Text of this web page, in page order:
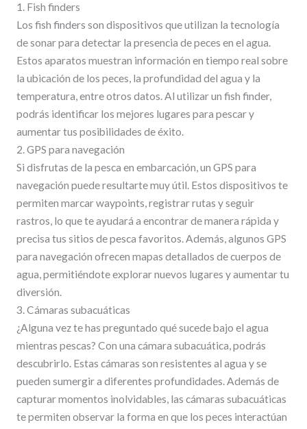
1. Fish finders
Los fish finders son dispositivos que utilizan la tecnología
de sonar para detectar la presencia de peces en el agua.
Estos aparatos muestran información en tiempo real sobre
la ubicación de los peces, la profundidad del agua y la
temperatura, entre otros datos. Al utilizar un fish finder,
podrás identificar los mejores lugares para pescar y
aumentar tus posibilidades de éxito.
2. GPS para navegación
Si disfrutas de la pesca en embarcación, un GPS para
navegación puede resultarte muy útil. Estos dispositivos te
permiten marcar waypoints, registrar rutas y seguir
rastros, lo que te ayudará a encontrar de manera rápida y
precisa tus sitios de pesca favoritos. Además, algunos GPS
para navegación ofrecen mapas detallados de cuerpos de
agua, permitiéndote explorar nuevos lugares y aumentar tu
diversión.
3. Cámaras subacuáticas
¿Alguna vez te has preguntado qué sucede bajo el agua
mientras pescas? Con una cámara subacuática, podrás
descubrirlo. Estas cámaras son resistentes al agua y se
pueden sumergir a diferentes profundidades. Además de
capturar momentos inolvidables, las cámaras subacuáticas
te permiten observar la forma en que los peces interactúan